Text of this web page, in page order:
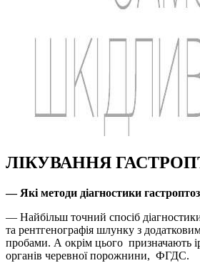
ЛІКУВАННЯ
— Які методи діагностики
— Найбільш точний спосіб
та рентгенографія шлунку з
пробами. А окрім цього призначають
органів черевної порожнини, ФГДС.